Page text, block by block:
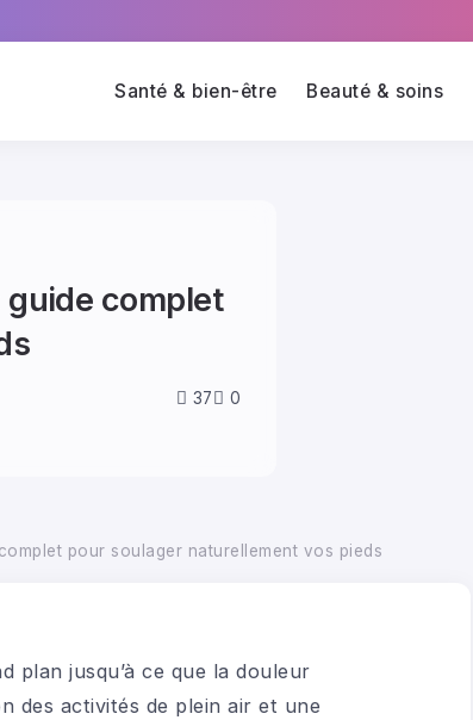
Santé & bien-être Beauté & soins
guide complet
37 0
pour soulager naturellement vos pieds
plan jusqu’à ce que la douleur
des activités de plein air et une